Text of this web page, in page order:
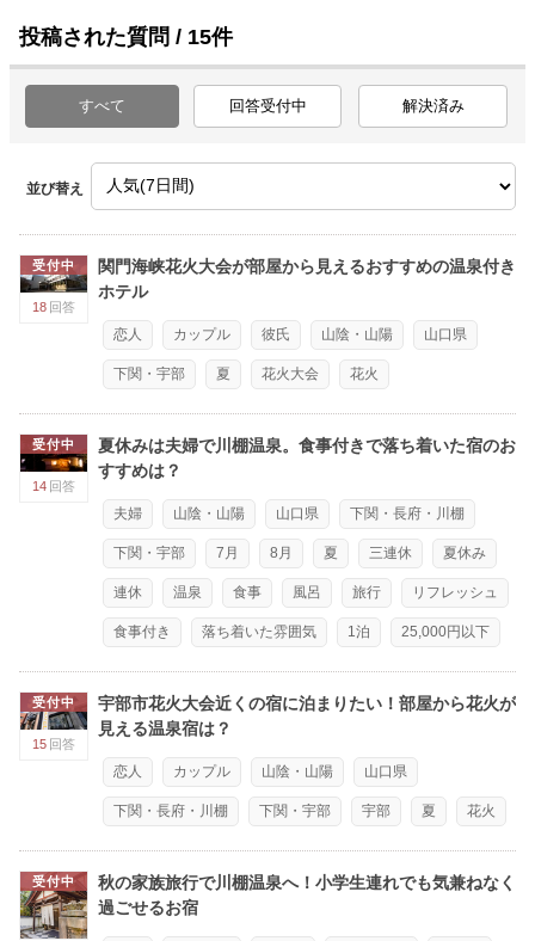
投稿された質問 / 15件
すべて 回答受付中 解決済み
並び替え
受付中
18 回答
関門海峡花火大会が部屋から見えるおすすめの温泉付き
ホテル
恋人 カップル 彼氏 山陰・山陽 山口県
下関・宇部 夏 花火大会 花火
受付中
14 回答
夏休みは夫婦で川棚温泉。食事付きで落ち着いた宿のお
すすめは？
夫婦 山陰・山陽 山口県 下関・長府・川棚
下関・宇部 7月 8月 夏 三連休 夏休み
連休 温泉 食事 風呂 旅行 リフレッシュ
食事付き 落ち着いた雰囲気 1泊 25,000円以下
受付中
15 回答
宇部市花火大会近くの宿に泊まりたい！部屋から花火が
見える温泉宿は？
恋人 カップル 山陰・山陽 山口県
下関・長府・川棚 下関・宇部 宇部 夏 花火
受付中
秋の家族旅行で川棚温泉へ！小学生連れでも気兼ねなく
過ごせるお宿